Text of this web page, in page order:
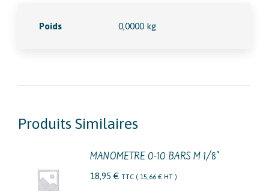
Poids 0,0000 kg
Produits Similaires
MANOMETRE 0-10 BARS M 1/8"
18,95 € TTC ( 15,66 € HT )